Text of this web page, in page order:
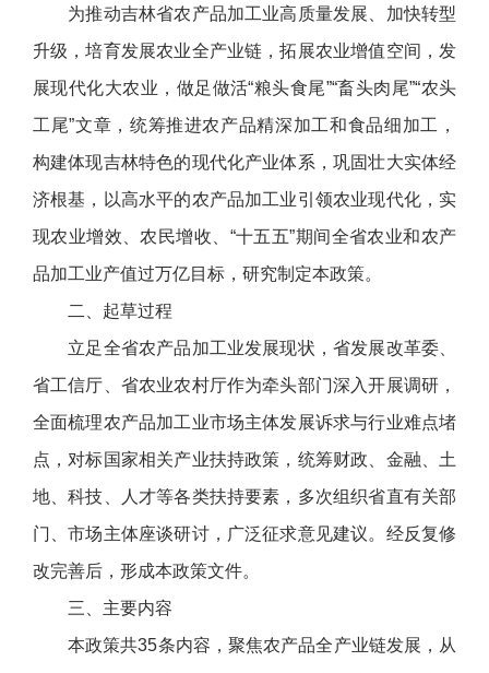
为推动吉林省农产品加工业高质量发展、加快转型
升级，培育发展农业全产业链，拓展农业增值空间，发
展现代化大农业，做足做活“粮头食尾”“畜头肉尾”“农头
工尾”文章，统筹推进农产品精深加工和食品细加工，
构建体现吉林特色的现代化产业体系，巩固壮大实体经
济根基，以高水平的农产品加工业引领农业现代化，实
现农业增效、农民增收、“十五五”期间全省农业和农产
品加工业产值过万亿目标，研究制定本政策。
二、起草过程
立足全省农产品加工业发展现状，省发展改革委、
省工信厅、省农业农村厅作为牵头部门深入开展调研，
全面梳理农产品加工业市场主体发展诉求与行业难点堵
点，对标国家相关产业扶持政策，统筹财政、金融、土
地、科技、人才等各类扶持要素，多次组织省直有关部
门、市场主体座谈研讨，广泛征求意见建议。经反复修
改完善后，形成本政策文件。
三、主要内容
本政策共35条内容，聚焦农产品全产业链发展，从